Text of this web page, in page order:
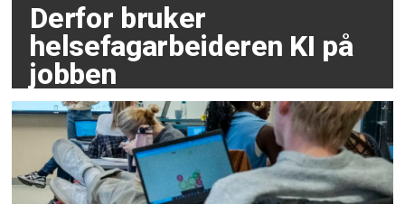
Derfor bruker
helsefagarbeideren KI på
jobben